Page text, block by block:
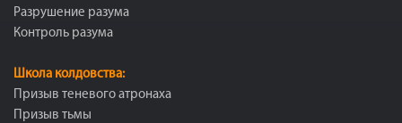
Разрушение разума
Контроль разума
Школа колдовства:
Призыв теневого атронаха
Призыв тьмы